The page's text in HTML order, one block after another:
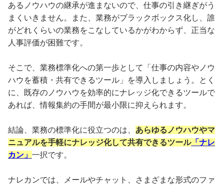
あるノウハウの継承が進まないので、仕事の引き継ぎがう
まくいきません。また、業務がブラックボックス化し、誰
がどれくらいの業務をこなしているかがわからず、正当な
人事評価が困難です。
そこで、業務標準化への第一歩として「仕事の内容やノウ
ハウを蓄積・共有できるツール」を導入しましょう。とく
に、既存のノウハウを効率的にナレッジ化できるツールで
あれば、情報集約の手間が最小限に抑えられます。
結論、業務の標準化に役立つのは、 あらゆるノウハウやマ
ニュアルを手軽にナレッジ化して共有できるツール「ナレ
カン」 一択です。
ナレカンでは、メールやチャット、さまざまな形式のファ